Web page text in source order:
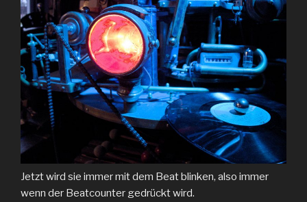
Jetzt wird sie immer mit dem Beat blinken, also immer
wenn der Beatcounter gedrückt wird.